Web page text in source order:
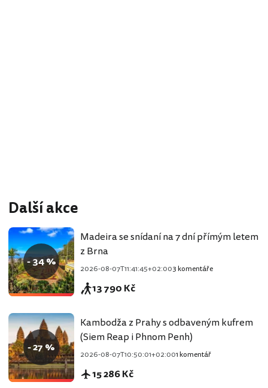
Další akce
- 34 %
Madeira se snídaní na 7 dní přímým letem
z Brna
2026-08-07T11:41:45+02:003 komentáře
13 790 Kč
- 27 %
Kambodža z Prahy s odbaveným kufrem
(Siem Reap i Phnom Penh)
2026-08-07T10:50:01+02:001 komentář
15 286 Kč